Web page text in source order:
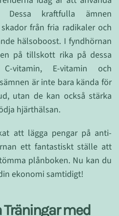
Dessa kraftfulla ämnen
från fria radikaler och
hälsoboost. I fyndhörnan
på tillskott rika på dessa
vitamin, E-vitamin och
är inte bara kända för
utan de kan också stärka
hjärthälsan.
att lägga pengar på anti-
ett fantastiskt ställe att
plånboken. Nu kan du
ekonomi samtidigt!
Träningar med